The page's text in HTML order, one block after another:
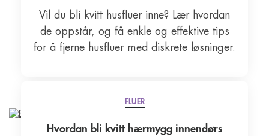
Vil du bli kvitt husfluer inne? Lær hvordan
de oppstår, og få enkle og effektive tips
for å fjerne husfluer med diskrete løsninger.
FLUER
Hvordan bli kvitt hærmygg innendørs